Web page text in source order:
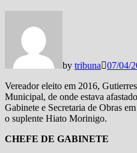
by tribuna 07/04/
Vereador eleito em 2016,
Municipal, de onde estava
Gabinete e Secretaria de Obras
o suplente Hiato Morinigo.
CHEFE DE GABINETE